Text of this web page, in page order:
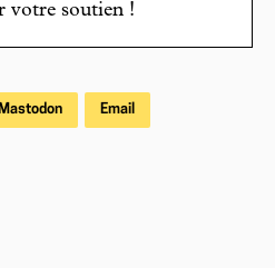
votre soutien !
Mastodon Email